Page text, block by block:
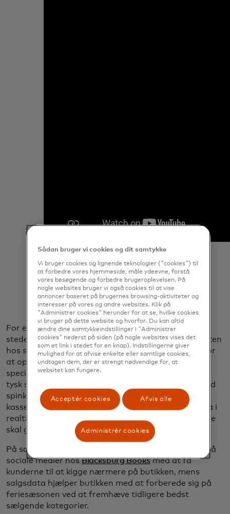
For eksempel har ejerne afOasis World Market
stedet for at anstrenge sig for at matche købekraften
hos store supermarkeder, finjusteret deres tilbud for
at opbygge den lokale efterspørgsel efter
specialiserede produkter, herunder japansk sake og
tysk stollen. Mange dagligvarebutikker opererer med
spinkle marginer, så butikken er afhængig af sit
kassesystem til at levere transaktions- og lagerdata i
realtid, der viser, hvad der sælges hurtigt, og hvad de
skal genopfylde eller afvikle.
På samme måde hjælper konstant markedsføring på
sociale medier hosBlacksburg Booksmed at få
kunderne til at kigge nærmere på butikken, mens
salgsdata hjælper butikken med at forberede sig på
feriesæsonen ved at fremhæve tidligere bedst
sælgende kategorier.
Sådan bruger vi cookies og dit samtykke
Vi bruger cookies og lignende teknologier ("cookies") til
at forbedre vores hjemmeside, måle ydeevne, forstå
vores besøgende og forbedre brugeroplevelsen. På
nogle websites bruger vi også cookies til at vise
annoncer baseret på brugernes browsing-aktiviteter og
interesser på vores og andre websites. Klik på
"Administrer cookies" herunder for at se, hvilke cookies
vi bruger på dette website og hvorfor. Du kan altid
ændre dine samtykkeindstillinger i "Administrer
cookies" nederst på siden (på nogle websites vises det
som et link i stedet for en knap). Indstillingerne giver
mulighed for at afvise enkelte eller samtlige cookies,
undtagen dem, der er strengt nødvendige for, at
websitet kan fungere.
Acceptér cookies Afvis alle
Administrér cookies